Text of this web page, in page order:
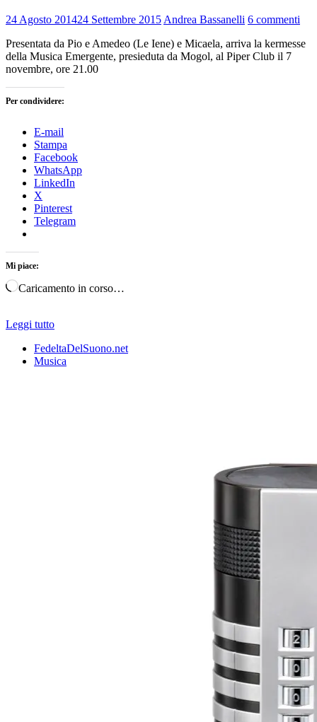
24 Agosto 201424 Settembre 2015 Andrea Bassanelli 6 commenti
Presentata da Pio e Amedeo (Le Iene) e Micaela, arriva la kermesse
della Musica Emergente, presieduta da Mogol, al Piper Club il 7
novembre, ore 21.00
Per condividere:
E-mail
Stampa
Facebook
WhatsApp
LinkedIn
X
Pinterest
Telegram
Mi piace:
Caricamento in corso…
Leggi tutto
FedeltaDelSuono.net
Musica